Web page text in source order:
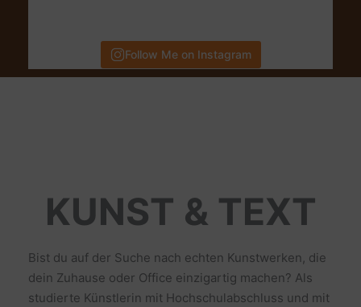
Follow Me on Instagram
KUNST & TEXT
Bist du auf der Suche nach echten Kunstwerken, die
dein Zuhause oder Office einzigartig machen? Als
studierte Künstlerin mit Hochschulabschluss und mit